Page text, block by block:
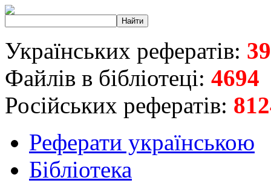
Українських рефератів:
Файлів в бібліотеці: 4694
Російських рефератів:
Реферати українською
Бібліотека